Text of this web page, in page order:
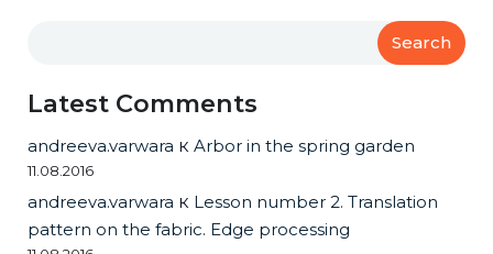
Search
Latest Comments
andreeva.varwara к Arbor in the spring garden
11.08.2016
andreeva.varwara к Lesson number 2. Translation
pattern on the fabric. Edge processing